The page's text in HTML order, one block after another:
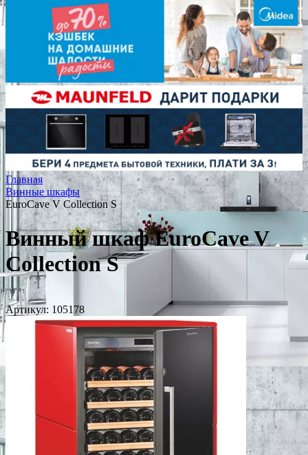
Главная
Винные шкафы
EuroCave V Collection S
Винный шкаф EuroCave V
Collection S
Артикул: 105178